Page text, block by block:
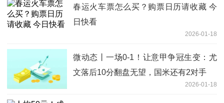
春运火车票怎么买？购票日历请收藏 今
日快看
2026-01-18
微动态丨一场0-1！让意甲争冠生变：尤
文落后10分翻盘无望，国米还有2对手
2026-01-18